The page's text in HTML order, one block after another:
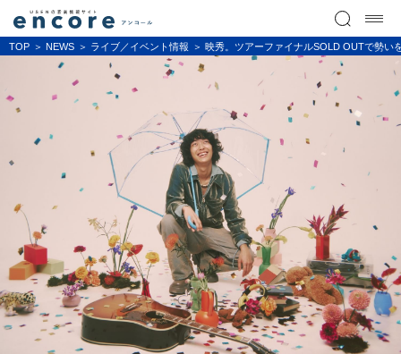
TOP NEWS ライブ／イベント情報 映秀。ツアーファイナルSOLD OUTで勢い